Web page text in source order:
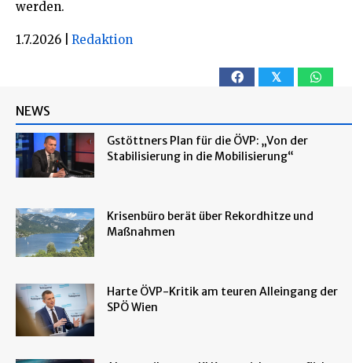
werden.
1.7.2026 Redaktion
𝕏
NEWS
Gstöttners Plan für die ÖVP: „Von der
Stabilisierung in die Mobilisierung“
Krisenbüro berät über Rekordhitze und
Maßnahmen
Harte ÖVP-Kritik am teuren Alleingang der
SPÖ Wien